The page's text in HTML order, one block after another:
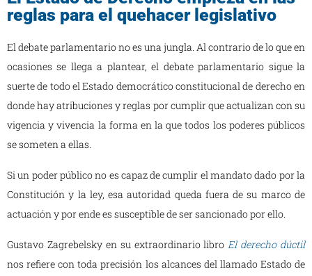
reglas para el quehacer legislativo
El debate parlamentario no es una jungla. Al contrario de lo que en
ocasiones se llega a plantear, el debate parlamentario sigue la
suerte de todo el Estado democrático constitucional de derecho en
donde hay atribuciones y reglas por cumplir que actualizan con su
vigencia y vivencia la forma en la que todos los poderes públicos
se someten a ellas.
Si un poder público no es capaz de cumplir el mandato dado por la
Constitución y la ley, esa autoridad queda fuera de su marco de
actuación y por ende es susceptible de ser sancionado por ello.
Gustavo Zagrebelsky en su extraordinario libro El derecho dúctil
nos refiere con toda precisión los alcances del llamado Estado de